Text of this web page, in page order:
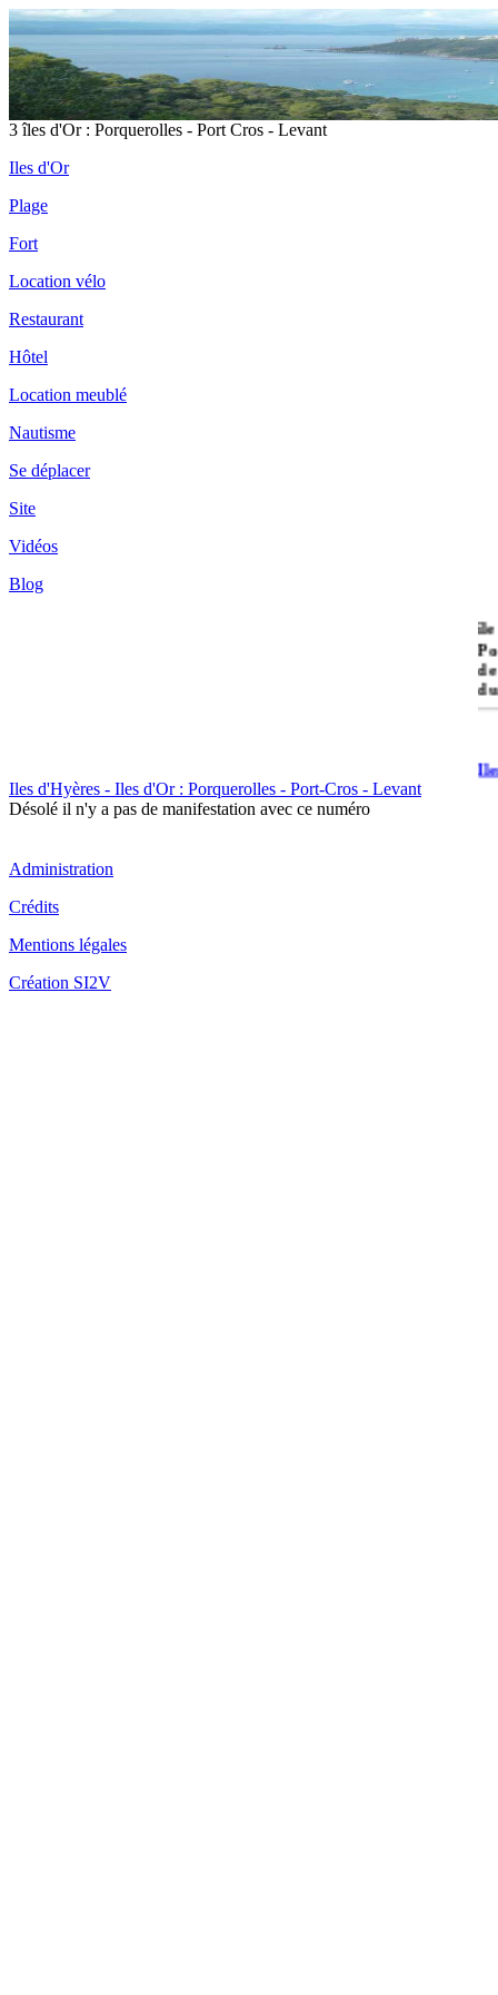
3 îles d'Or : Porquerolles - Port Cros - Levant
Iles d'Or
Plage
Fort
Location vélo
Restaurant
Hôtel
Location meublé
Nautisme
Se déplacer
Site
Vidéos
Blog
île
Iles d'Hyères - Iles d'Or : Porquerolles - Port-Cros - Levant
Désolé il n'y a pas de manifestation avec ce numéro
Administration
Crédits
Mentions légales
Création SI2V